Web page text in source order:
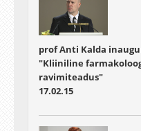
prof Anti Kalda
"Kliiniline
ravimiteadus"
17.02.15